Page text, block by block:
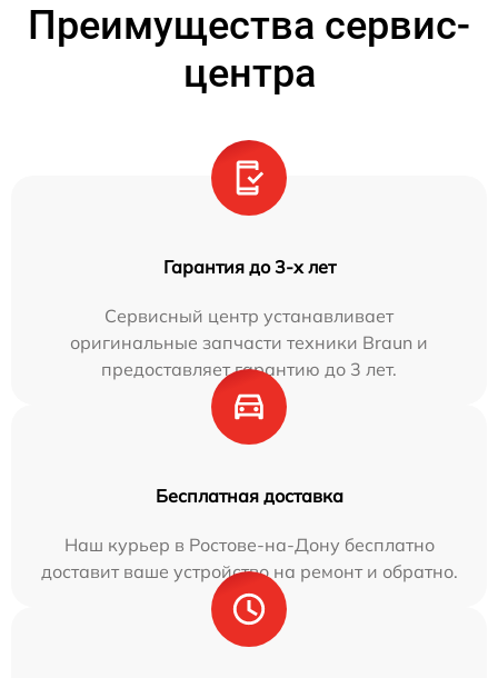
Преимущества сервис-
центра
Гарантия до 3-х лет
Сервисный центр устанавливает
оригинальные запчасти техники Braun и
предоставляет гарантию до 3 лет.
Бесплатная доставка
Наш курьер в Ростове-на-Дону бесплатно
доставит ваше устройство на ремонт и обратно.